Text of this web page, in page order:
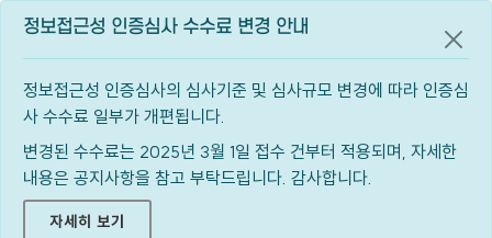
정보접근성 인증심사 수수료 변경 안내
정보접근성 인증심사의 심사기준 및 심사규모 변경에 따라 인증심
사 수수료 일부가 개편됩니다.
변경된 수수료는 2025년 3월 1일 접수 건부터 적용되며, 자세한
내용은 공지사항을 참고 부탁드립니다. 감사합니다.
자세히 보기
공지